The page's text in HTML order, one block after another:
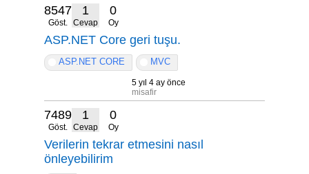
8547
Göst.
1
Cevap
0
Oy
ASP.NET Core geri tuşu.
ASP.NET CORE MVC
5 yıl 4 ay önce
misafir
7489
Göst.
1
Cevap
0
Oy
Verilerin tekrar etmesini nasıl
önleyebilirim